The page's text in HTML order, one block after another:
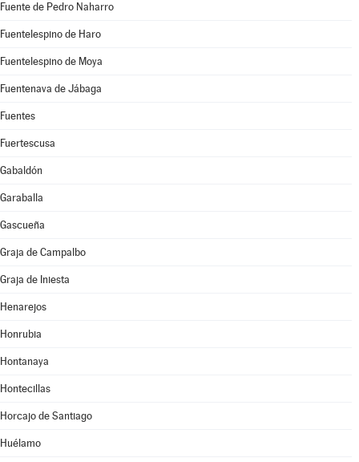
Fuente de Pedro Naharro
Fuentelespino de Haro
Fuentelespino de Moya
Fuentenava de Jábaga
Fuentes
Fuertescusa
Gabaldón
Garaballa
Gascueña
Graja de Campalbo
Graja de Iniesta
Henarejos
Honrubia
Hontanaya
Hontecillas
Horcajo de Santiago
Huélamo